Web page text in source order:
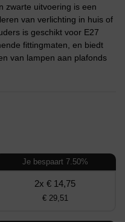
zwarte uitvoering is een
van verlichting in huis of
is geschikt voor E27
fittingmaten, en biedt
van lampen aan plafonds
Je bespaart 7.50%
2x € 14,75
€ 29,51